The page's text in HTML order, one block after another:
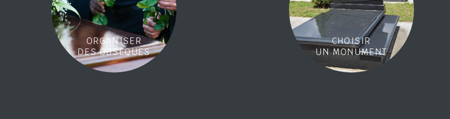
ORGANISER
DES OBSÈQUES
CHOISIR
UN MONUMENT